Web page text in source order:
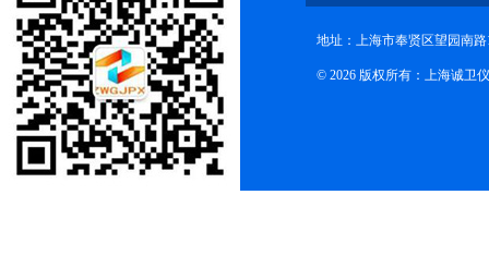
地址：上海市奉贤区望园南路
© 2026 版权所有：上海诚卫